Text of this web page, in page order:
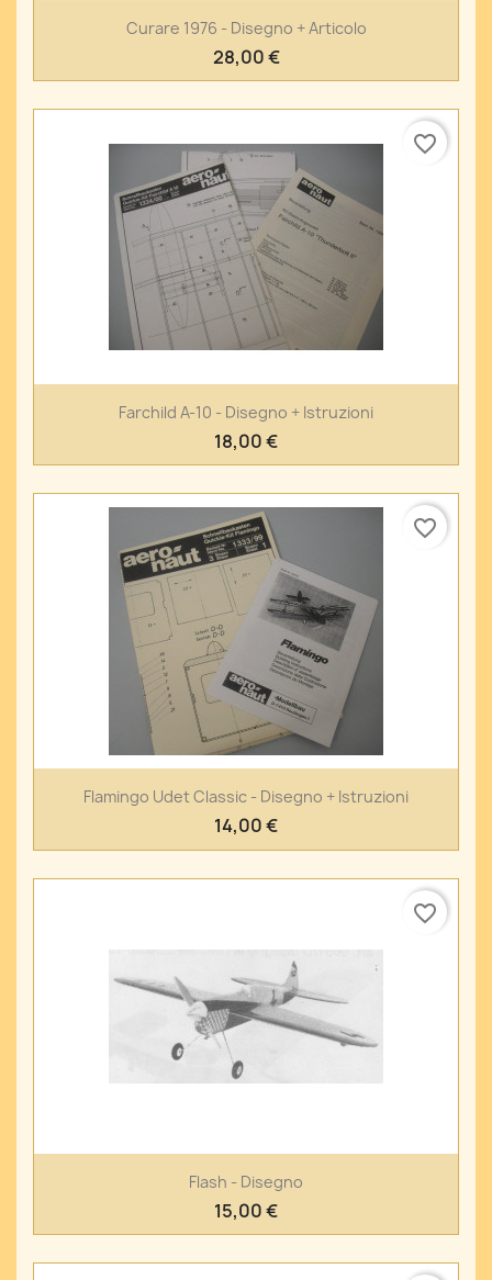
Curare 1976 - Disegno + Articolo
28,00 €
Farchild A-10 - Disegno + Istruzioni
18,00 €
favorite_border
Flamingo Udet Classic - Disegno + Istruzioni
14,00 €
favorite_border
Flash - Disegno
15,00 €
favorite_border